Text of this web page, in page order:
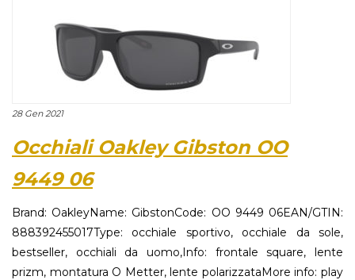
28 Gen 2021
Occhiali Oakley Gibston OO
9449 06
Brand: OakleyName: GibstonCode: OO 9449 06EAN/GTIN:
888392455017Type: occhiale sportivo, occhiale da sole,
bestseller, occhiali da uomo,Info: frontale square, lente
prizm, montatura O Metter, lente polarizzataMore info: play